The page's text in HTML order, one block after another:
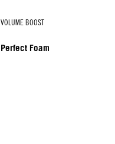
VOLUME BOOST
Perfect Foam